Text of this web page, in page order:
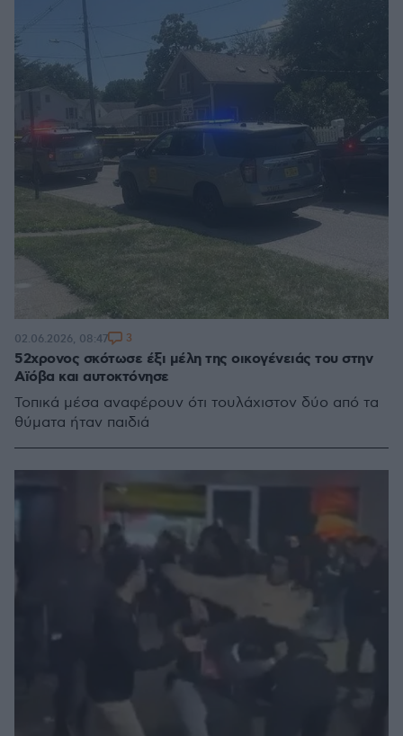
52χρονος σκότωσε έξι μέλη της οικογένειάς του στην
Αϊόβα και αυτοκτόνησε
Τοπικά μέσα αναφέρουν ότι τουλάχιστον δύο από τα
θύματα ήταν παιδιά
02.06.2026, 08:47 3